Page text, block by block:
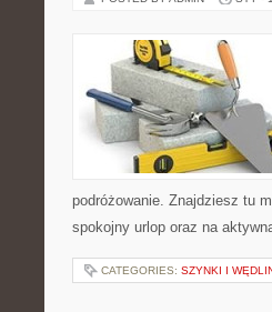
podróżowanie. Znajdziesz tu
spokojny urlop oraz na
CATEGORIES: SZYNKI I